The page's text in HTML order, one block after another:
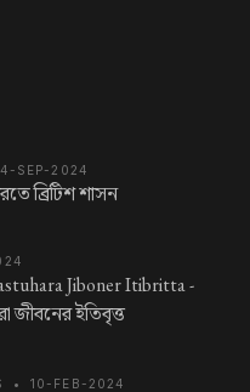
SEP-2024
ব্রিটিশ শাসন
Jiboner Itibritta -
জীবনের ইতিবৃত্ত
• 10-FEB-2024